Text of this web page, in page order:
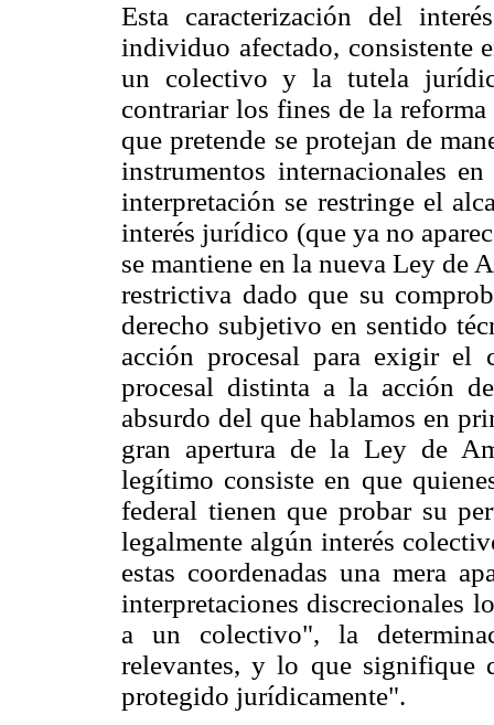
Esta caracterización del
individuo afectado, consistente
un colectivo y la tutela
contrariar los fines de la
que pretende se protejan de
instrumentos internacionales
interpretación se restringe el
interés jurídico (que ya no
se mantiene en la nueva Ley de
restrictiva dado que su
derecho subjetivo en sentido
acción procesal para exigir el
procesal distinta a la acción
absurdo del que hablamos en
gran apertura de la Ley de
legítimo consiste en que
federal tienen que probar su
legalmente algún interés
estas coordenadas una mera
interpretaciones discrecionales
a un colectivo", la
relevantes, y lo que signifique
protegido jurídicamente".